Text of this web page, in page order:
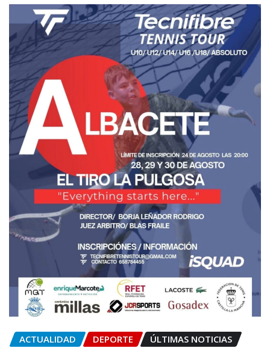
ACTUALIDAD DEPORTE ÚLTIMAS NOTICIAS